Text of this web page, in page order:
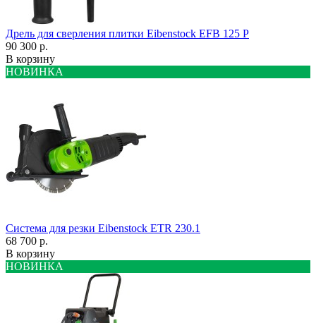
Дрель для сверления плитки Eibenstock EFB 125 P
90 300 р.
В корзину
НОВИНКА
Система для резки Eibenstock ETR 230.1
68 700 р.
В корзину
НОВИНКА